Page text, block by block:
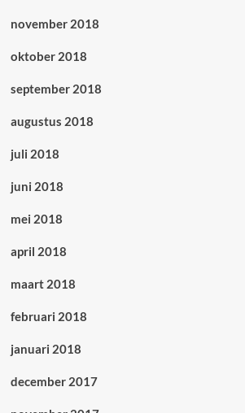
november 2018
oktober 2018
september 2018
augustus 2018
juli 2018
juni 2018
mei 2018
april 2018
maart 2018
februari 2018
januari 2018
december 2017